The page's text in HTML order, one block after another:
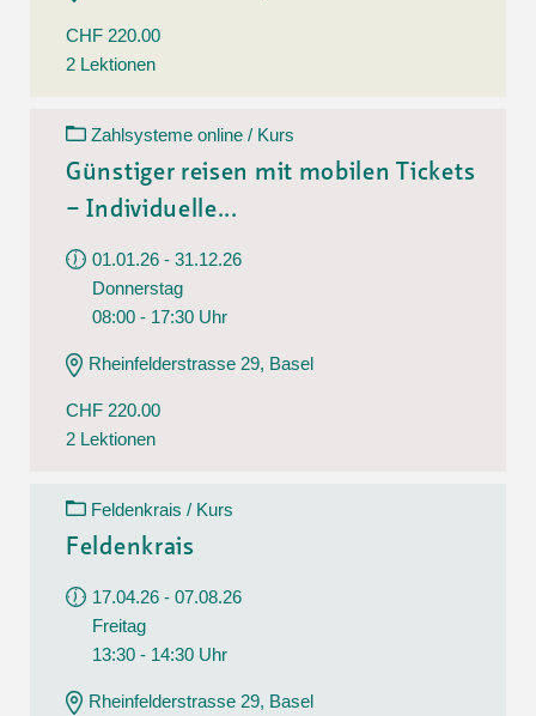
CHF 220.00
2 Lektionen
Zahlsysteme online / Kurs
Günstiger reisen mit mobilen Tickets
– Individuelle...
01.01.26 - 31.12.26
Donnerstag
08:00 - 17:30 Uhr
Rheinfelderstrasse 29, Basel
CHF 220.00
2 Lektionen
Feldenkrais / Kurs
Feldenkrais
17.04.26 - 07.08.26
Freitag
13:30 - 14:30 Uhr
Rheinfelderstrasse 29, Basel